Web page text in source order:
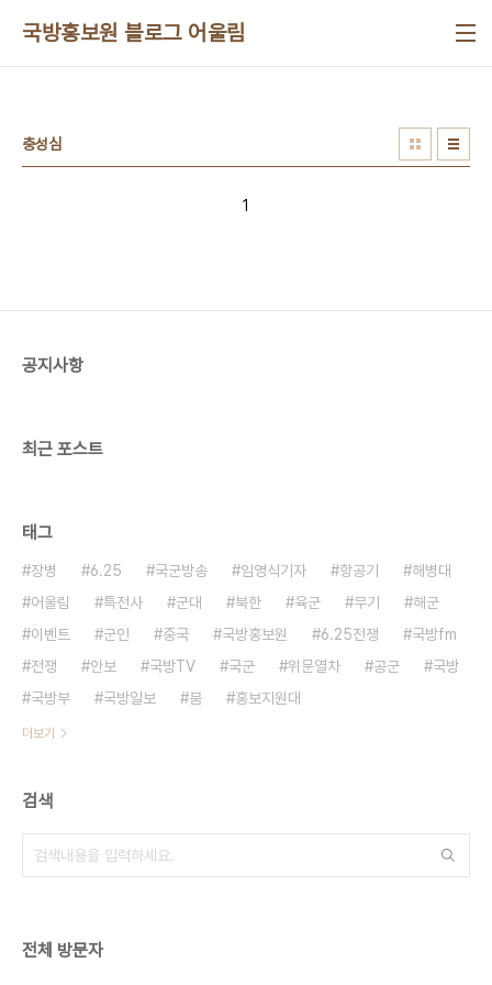
국방홍보원 블로그 어울림
충성심
1
공지사항
최근 포스트
태그
장병 6.25 국군방송 임영식기자 항공기
해병대
어울림
특전사 군대 북한 육군 무기
해군
이벤트
군인 중국 국방홍보원 6.25전쟁
국방fm
전쟁
안보 국방TV 국군 위문열차 공군
국방
국방부
국방일보 붐 홍보지원대
더보기
검색
전체 방문자